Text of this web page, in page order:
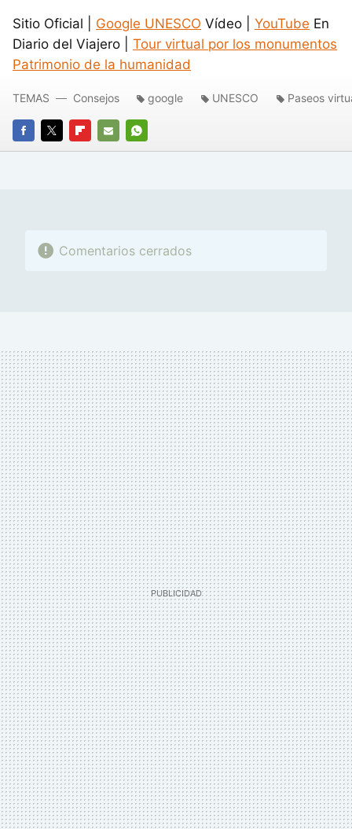
Sitio Oficial | Google UNESCO Vídeo | YouTube En
Diario del Viajero | Tour virtual por los monumentos
Patrimonio de la humanidad
FACEBOOK
TWITTERFLIPBOARD
E-
WHATSAPP
TEMAS Consejos google UNESCO Paseos
Comentarios cerrados